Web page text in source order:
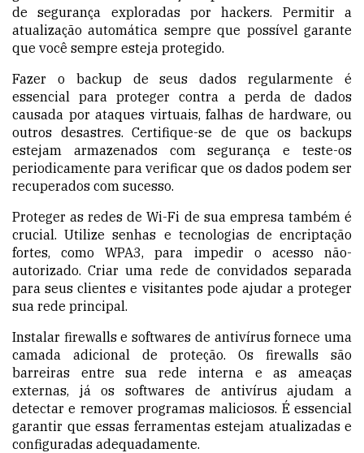
de segurança exploradas por hackers. Permitir a
atualização automática sempre que possível garante
que você sempre esteja protegido.
Fazer o backup de seus dados regularmente é
essencial para proteger contra a perda de dados
causada por ataques virtuais, falhas de hardware, ou
outros desastres. Certifique-se de que os backups
estejam armazenados com segurança e teste-os
periodicamente para verificar que os dados podem ser
recuperados com sucesso.
Proteger as redes de Wi-Fi de sua empresa também é
crucial. Utilize senhas e tecnologias de encriptação
fortes, como WPA3, para impedir o acesso não-
autorizado. Criar uma rede de convidados separada
para seus clientes e visitantes pode ajudar a proteger
sua rede principal.
Instalar firewalls e softwares de antivírus fornece uma
camada adicional de proteção. Os firewalls são
barreiras entre sua rede interna e as ameaças
externas, já os softwares de antivírus ajudam a
detectar e remover programas maliciosos. É essencial
garantir que essas ferramentas estejam atualizadas e
configuradas adequadamente.